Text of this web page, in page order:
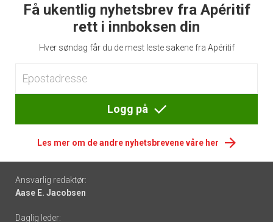
Få ukentlig nyhetsbrev fra Apéritif
rett i innboksen din
Hver søndag får du de mest leste sakene fra Apéritif
Logg på
Les mer om de andre nyhetsbrevene våre her
Footer
-
Ansvarlig redaktør:
Aase E. Jacobsen
Daglig leder: